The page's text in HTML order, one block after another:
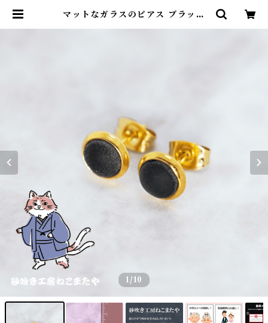
マットなガラスのピアス ブラック
1 /10